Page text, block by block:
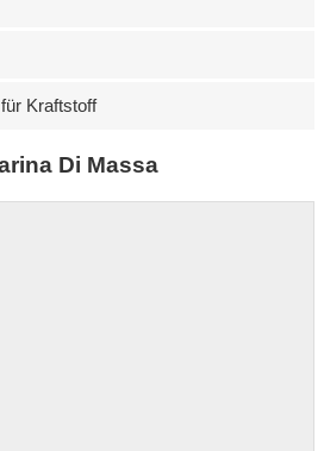
Kraftstoff
Di Massa